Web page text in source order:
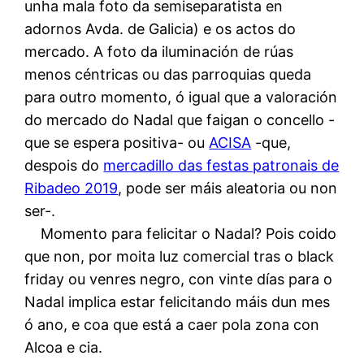
unha mala foto da semiseparatista en
adornos Avda. de Galicia) e os actos do
mercado. A foto da iluminación de rúas
menos céntricas ou das parroquias queda
para outro momento, ó igual que a valoración
do mercado do Nadal que faigan o concello -
que se espera positiva- ou ACISA -que,
despois do mercadillo das festas patronais de
Ribadeo 2019, pode ser máis aleatoria ou non
ser-.
Momento para felicitar o Nadal? Pois coido
que non, por moita luz comercial tras o black
friday ou venres negro, con vinte días para o
Nadal implica estar felicitando máis dun mes
ó ano, e coa que está a caer pola zona con
Alcoa e cia.